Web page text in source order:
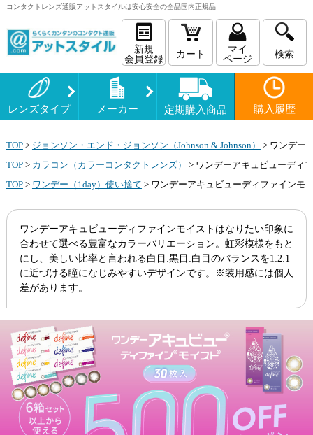
コンタクトレンズ通販アットスタイルは安心安全の全品国内正規品
新規
会員登録
カート
マイ
ページ
検索
レンズタイプ メーカー 定期購入商品 購入履歴
TOP> ジョンソン・エンド・ジョンソン（Johnson & Johnson） > ワンデー
TOP> カラコン（カラーコンタクトレンズ） > ワンデーアキュビューディ
TOP> ワンデー（1day）使い捨て > ワンデーアキュビューディファインモ
ワンデーアキュビューディファインモイストはなりたい印象に
合わせて選べる豊富なカラーバリエーション。虹彩模様をもと
にし、美しい比率と言われる白目:黒目:白目のバランスを1:2:1
に近づける瞳になじみやすいデザインです。※装用感には個人
差があります。